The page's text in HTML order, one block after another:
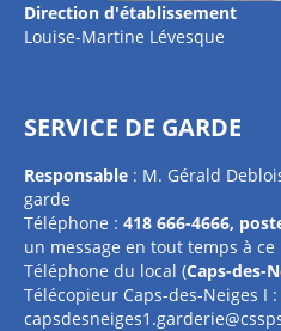
Direction d'établissement
Louise-Martine Lévesque
SERVICE DE GARDE
Responsable : M. Gérald
garde
Téléphone : 418 666-4666,
un message en tout temps à ce
Téléphone du local (Caps-des-
Télécopieur Caps-des-Neiges I :